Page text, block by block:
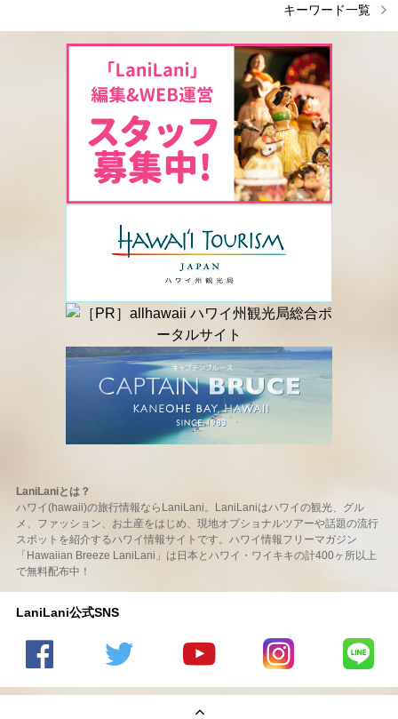
キーワード一覧
LaniLaniとは？
ハワイ(hawaii)の旅行情報ならLaniLani。LaniLaniはハワイの観光、グル
メ、ファッション、お土産をはじめ、現地オプショナルツアーや話題の流行
スポットを紹介するハワイ情報サイトです。ハワイ情報フリーマガジン
「Hawaiian Breeze LaniLani」は日本とハワイ・ワイキキの計400ヶ所以上
で無料配布中！
LaniLani公式SNS
の
のtwitter
の
LaniLani
LaniLani